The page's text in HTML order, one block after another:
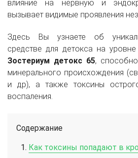
влияние на нервную и
вызывает видимые проявления
Здесь Вы узнаете об
средстве для детокса на
Зостериум детокс 65,
минерального происхождения
и др), а также токсины
воспаления.
Содержание
Как токсины попадают в